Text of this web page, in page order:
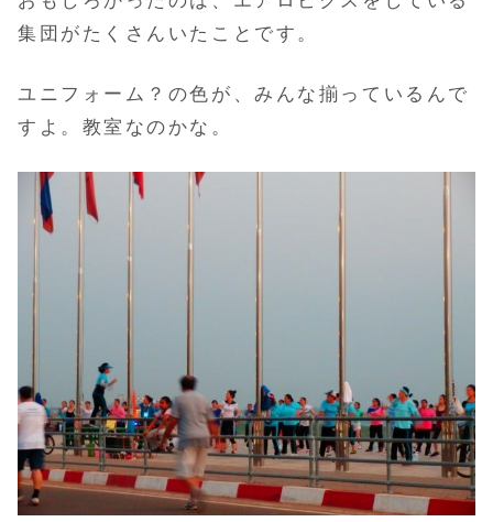
集団がたくさんいたことです。
ユニフォーム？の色が、みんな揃っているんで
すよ。教室なのかな。